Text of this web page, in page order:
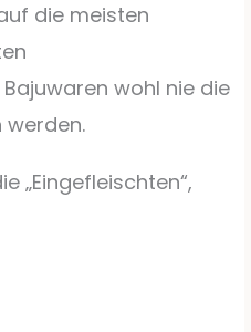
die meisten
wohl nie die
werden.
„Eingefleischten“,